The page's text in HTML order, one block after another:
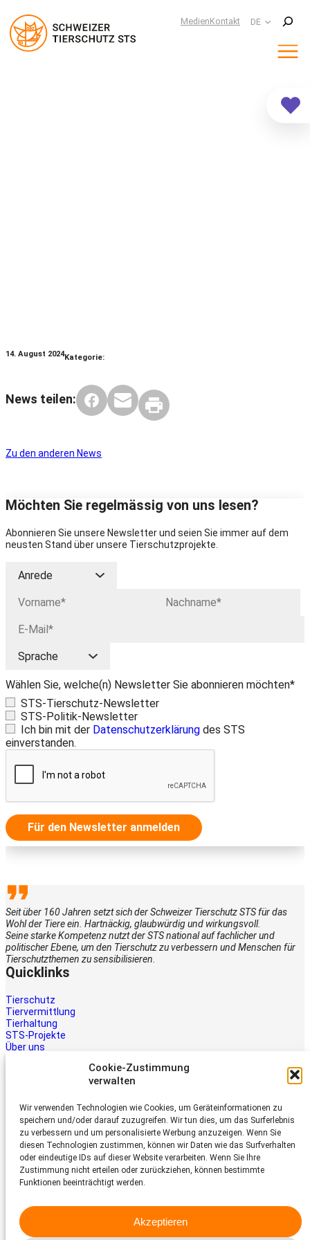
Cookie-Zustimmung
verwalten
Wir verwenden Technologien wie Cookies, um Geräteinformationen zu
speichern und/oder darauf zuzugreifen. Wir tun dies, um das Surferlebnis
zu verbessern und um personalisierte Werbung anzuzeigen. Wenn Sie
diesen Technologien zustimmen, können wir Daten wie das Surfverhalten
oder eindeutige IDs auf dieser Website verarbeiten. Wenn Sie Ihre
Zustimmung nicht erteilen oder zurückziehen, können bestimmte
Funktionen beeinträchtigt werden.
Akzeptieren
MedienKontakt DE
Suchen
14. August 2024Kategorie:
News teilen:
Zu den anderen News
Möchten Sie regelmässig von uns lesen?
Abonnieren Sie unsere Newsletter und seien Sie immer auf dem
neusten Stand über unsere Tierschutzprojekte.
Wählen Sie, welche(n) Newsletter Sie abonnieren möchten*
STS-Tierschutz-Newsletter
STS-Politik-Newsletter
Ich bin mit der Datenschutzerklärung des STS
einverstanden.
Für den Newsletter anmelden
Seit über 160 Jahren setzt sich der Schweizer Tierschutz STS für das
Wohl der Tiere ein. Hartnäckig, glaubwürdig und wirkungsvoll.
Seine starke Kompetenz nutzt der STS national auf fachlicher und
politischer Ebene, um den Tierschutz zu verbessern und Menschen für
Tierschutzthemen zu sensibilisieren.
Quicklinks
Tierschutz
Tiervermittlung
Tierhaltung
STS-Projekte
Über uns
Tiere brauchen Hilfe – auch Ihre.
Unterstützen Sie die Arbeit des
Schweizer Tierschutz STS.
Jetzt spenden
Schweizer Tierschutz STS
CH-4053 Basel